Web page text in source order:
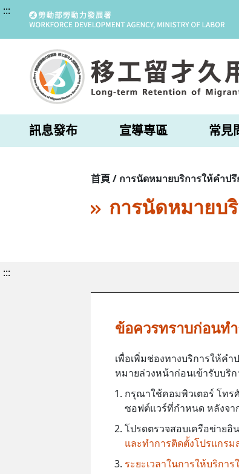
:::
訊息發布 宣導專區 常見
首頁 / การนัดหมายบริการให้คำป
การนัดหมายบ
:::
ข้อควรทราบก่อนท
เพื่อเพิ่มช่องทางบริการให้ค
หมายล่วงหน้าก่อนเข้ารับบริก
กรุณาใช้คอมพิวเตอร์ โทร
ซอฟต์แวร์ที่กำหนด หลังจา
โปรดตรวจสอบเครือข่ายอิ
และทำการติดตั้งโปรแกร
ระยะเวลาในการให้บริกา